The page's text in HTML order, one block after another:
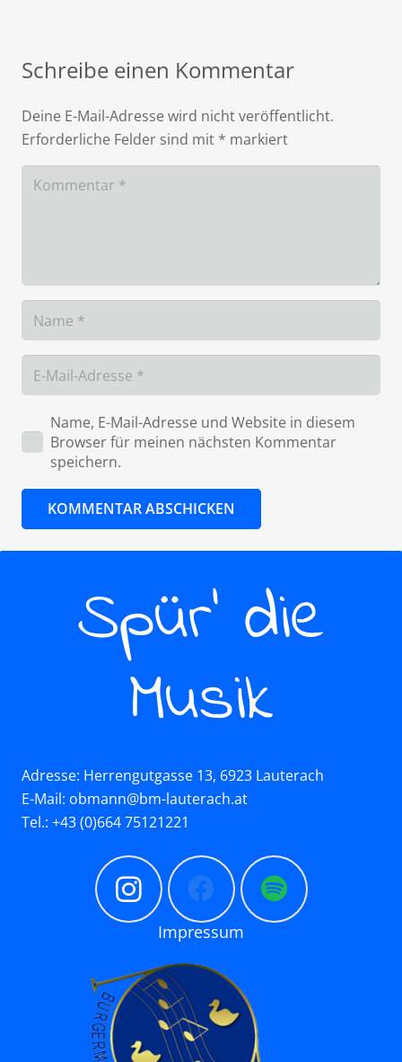
Schreibe einen Kommentar
Deine E-Mail-Adresse wird nicht veröffentlicht.
Erforderliche Felder sind mit * markiert
Name, E-Mail-Adresse und Website in diesem
Browser für meinen nächsten Kommentar
speichern.
KOMMENTAR ABSCHICKEN
Spür’ die
Musik
Adresse: Herrengutgasse 13, 6923 Lauterach
E-Mail: obmann@bm-lauterach.at
Tel.: +43 (0)664 75121221
Impressum